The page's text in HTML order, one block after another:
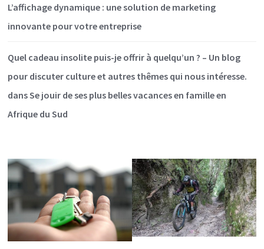
L’affichage dynamique : une solution de marketing
innovante pour votre entreprise
Quel cadeau insolite puis-je offrir à quelqu’un ? – Un blog
pour discuter culture et autres thêmes qui nous intéresse.
dansSe jouir de ses plus belles vacances en famille en
Afrique du Sud